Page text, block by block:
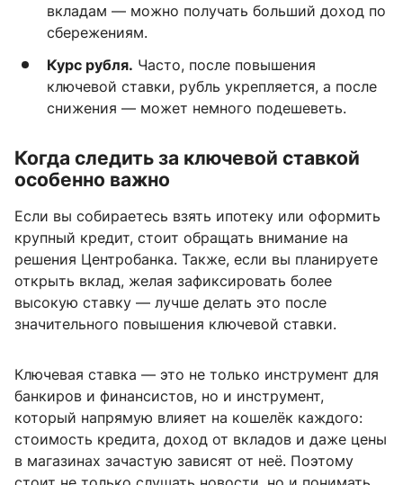
вкладам — можно получать больший доход по
сбережениям.
Курс рубля. Часто, после повышения
ключевой ставки, рубль укрепляется, а после
снижения — может немного подешеветь.
Когда следить за ключевой ставкой
особенно важно
Если вы собираетесь взять ипотеку или оформить
крупный кредит, стоит обращать внимание на
решения Центробанка. Также, если вы планируете
открыть вклад, желая зафиксировать более
высокую ставку — лучше делать это после
значительного повышения ключевой ставки.
Ключевая ставка — это не только инструмент для
банкиров и финансистов, но и инструмент,
который напрямую влияет на кошелёк каждого:
стоимость кредита, доход от вкладов и даже цены
в магазинах зачастую зависят от неё. Поэтому